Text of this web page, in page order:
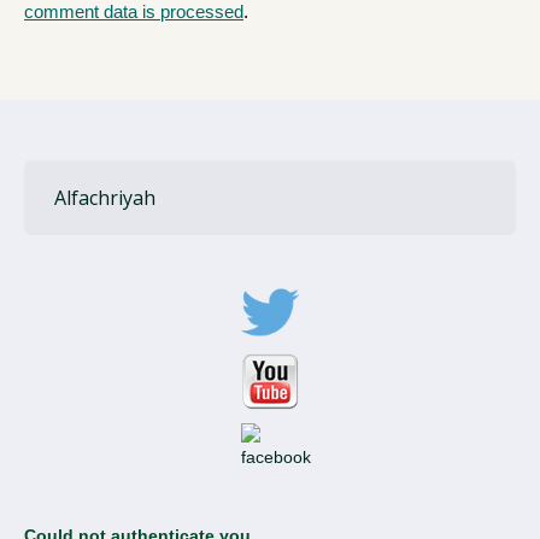
comment data is processed.
Alfachriyah